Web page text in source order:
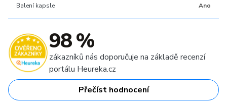
Balení kapsle Ano
98 %
zákazníků nás doporučuje na základě recenzí
portálu Heureka.cz
Přečíst hodnocení